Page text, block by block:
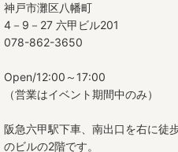
神戸市灘区八幡町
4－9－27 六甲ビル201
078-862-3650
Open/12:00～17:00
（営業はイベント期間中のみ）
阪急六甲駅下車、南出口を右に徒
のビルの2階です。